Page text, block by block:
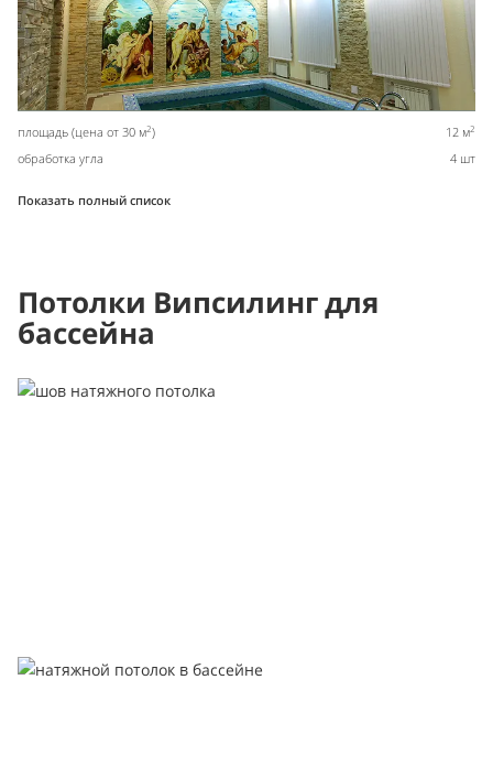
площадь (цена от 30 м2) 12 м2
обработка угла 4 шт
Показать полный список
Потолки Випсилинг для
бассейна